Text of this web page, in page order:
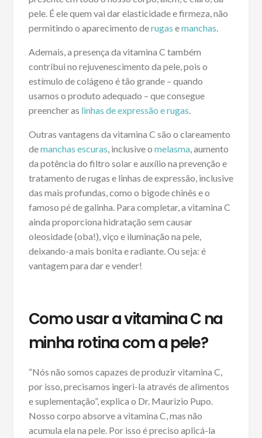
pele. É ele quem vai dar elasticidade e firmeza, não
permitindo o aparecimento derugas emanchas
Ademais, a presença da vitamina C também
contribui no rejuvenescimento da pele, pois o
estímulo de colágeno é tão grande – quando
usamos o produto adequado – que consegue
preencher as linhas de expressão e rugas
Outras vantagens da vitamina C são o clareamento
demanchas escuras , inclusive o melasma, aumento
da potência do filtro solar e auxílio na prevenção e
tratamento de rugas e linhas de expressão, inclusive
das mais profundas, como o bigode chinês e o
famoso pé de galinha. Para completar, a vitamina C
ainda proporciona hidratação sem causar
oleosidade (oba!), viço e iluminação na pele,
deixando-a mais bonita e radiante. Ou seja: é
vantagem para dar e vender!
Como usar a vitamina C na
minha rotina com a pele?
“Nós não somos capazes de produzir vitamina C,
por isso, precisamos ingeri-la através de alimentos
e suplementação”, explica o Dr. Maurizio Pupo.
Nosso corpo absorve a vitamina C, mas não
acumula ela na pele. Por isso é preciso aplicá-la